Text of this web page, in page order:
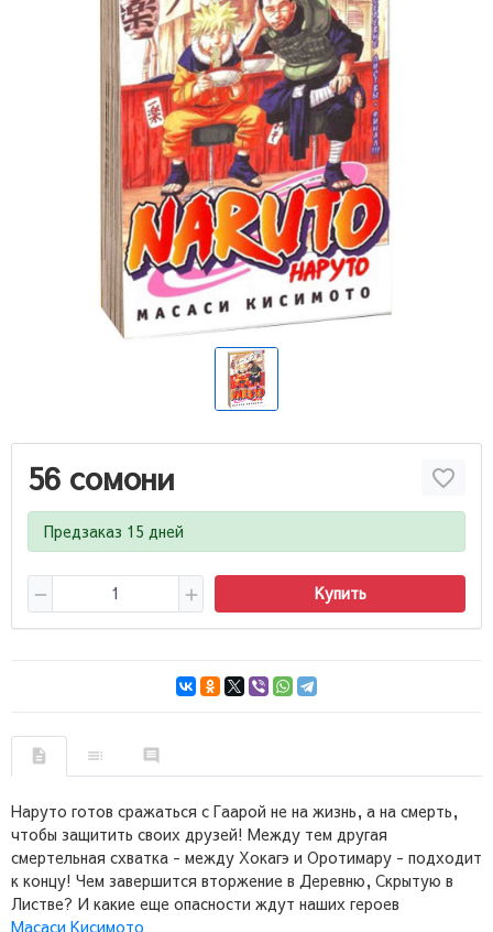
56 сомони
Предзаказ 15 дней
Купить
Наруто готов сражаться с Гаарой не на жизнь, а на смерть,
чтобы защитить своих друзей! Между тем другая
смертельная схватка - между Хокагэ и Оротимару - подходит
к концу! Чем завершится вторжение в Деревню, Скрытую в
Листве? И какие еще опасности ждут наших героев
Масаси Кисимото